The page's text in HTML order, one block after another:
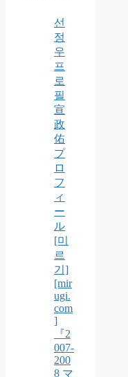
선
정
우
프
로
필
宣
政
佑
プ
ロ
フ
ィ
ー
ル
[미
르
기]
[mir
ugi.
com
]
『2
007-
200
8 マ